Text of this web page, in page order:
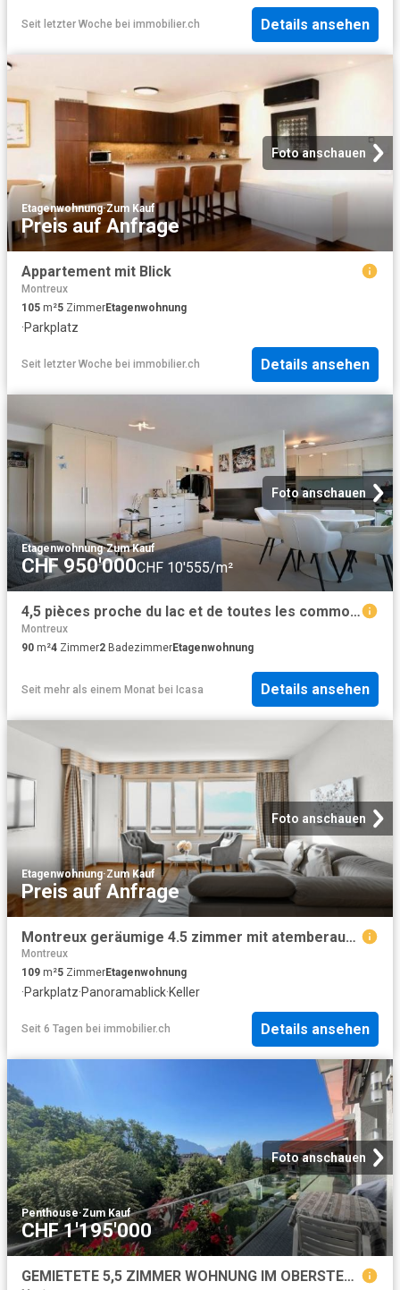
Seit letzter Woche bei immobilier.ch Details ansehen
Foto anschauen
Etagenwohnung·Zum Kauf
Preis auf Anfrage
Appartement mit Blick
Montreux
105 m²5 ZimmerEtagenwohnung
·Parkplatz
Seit letzter Woche bei immobilier.ch Details ansehen
Foto anschauen
Etagenwohnung·Zum Kauf
CHF 950'000CHF 10'555/m²
4,5 pièces proche du lac et de toutes les commoditées
Montreux
90 m²4 Zimmer2 BadezimmerEtagenwohnung
Seit mehr als einem Monat bei Icasa Details ansehen
Foto anschauen
Etagenwohnung·Zum Kauf
Preis auf Anfrage
Montreux geräumige 4.5 zimmer mit atemberaubender aussicht
Montreux
109 m²5 ZimmerEtagenwohnung
·Parkplatz·Panoramablick·Keller
Seit 6 Tagen bei immobilier.ch Details ansehen
Foto anschauen
Penthouse·Zum Kauf
CHF 1'195'000
GEMIETETE 5,5 ZIMMER WOHNUNG IM OBERSTEN STOCK IN EINER SEHR RUHIGEN GEGEND MIT WUNDERSCHÖNER AUSSICHT – FÜR INVESTOREN